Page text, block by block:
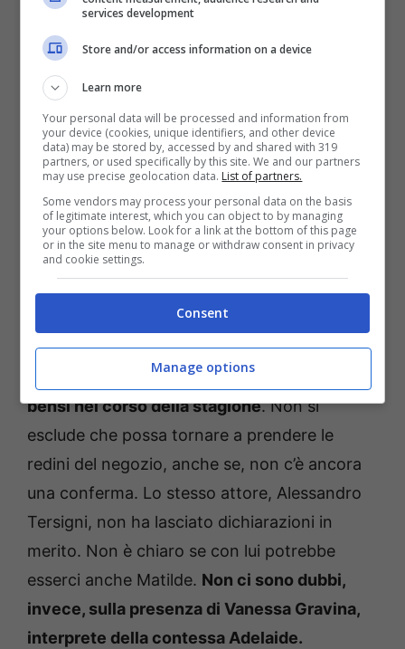
Il Paradiso delle signore, spoiler decima stagione: Vittorio
torna ad essere protagonista? (Foto Rai Play) ot11ot2.it
Secondo le ultime indiscrezioni,
del grande magazzino potrebbe tornare
nelle nuove puntate, ma non fin dal principio,
bensì nel corso della stagione. Non si
esclude che possa tornare a prendere le
redini del negozio, anche se, non c’è ancora
una conferma. Lo stesso attore, Alessandro
Tersigni, non ha lasciato dichiarazioni in
merito. Non è chiaro se con lui potrebbe
esserci anche Matilde. Non ci sono dubbi,
invece, sulla presenza di Vanessa Gravina,
interprete della contessa Adelaide.
services development
Store and/or access information on a device
Learn more
Your personal data will be processed and information from
your device (cookies, unique identifiers, and other device
data) may be stored by, accessed by and shared with 319
partners, or used specifically by this site. We and our partners
may use precise geolocation data. List of partners.
Some vendors may process your personal data on the basis
of legitimate interest, which you can object to by managing
your options below. Look for a link at the bottom of this page
or in the site menu to manage or withdraw consent in privacy
and cookie settings.
Consent
Manage options